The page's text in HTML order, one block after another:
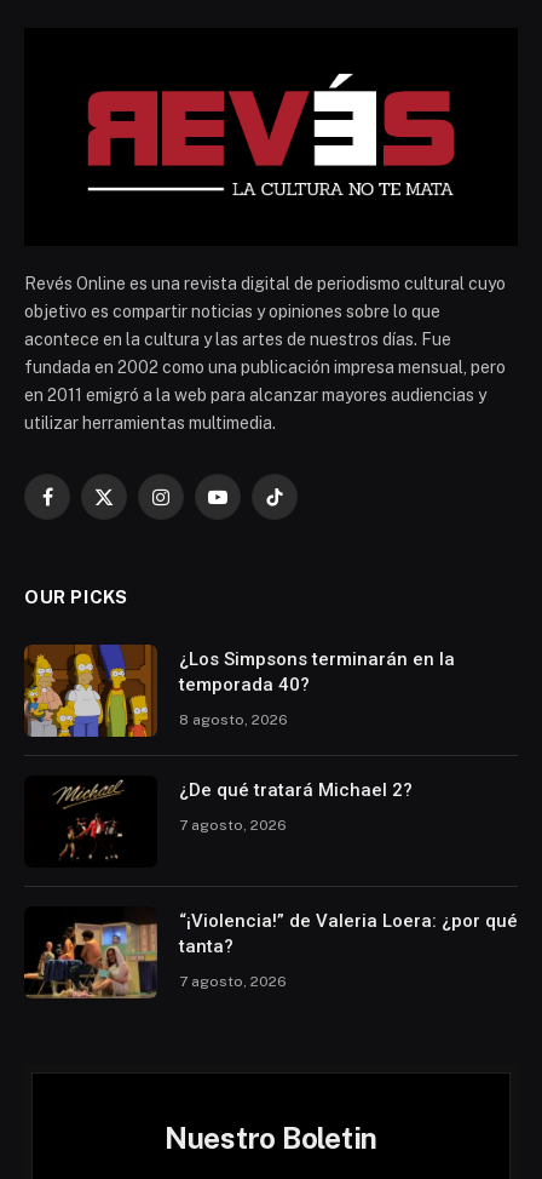
Revés Online es una revista digital de periodismo cultural cuyo
objetivo es compartir noticias y opiniones sobre lo que
acontece en la cultura y las artes de nuestros días. Fue
fundada en 2002 como una publicación impresa mensual, pero
en 2011 emigró a la web para alcanzar mayores audiencias y
utilizar herramientas multimedia.
Facebook
X
InstagramYouTubeTikTok
OUR PICKS
¿Los Simpsons terminarán en la
temporada 40?
8 agosto, 2026
¿De qué tratará Michael 2?
7 agosto, 2026
“¡Violencia!” de Valeria Loera: ¿por qué
tanta?
7 agosto, 2026
Nuestro Boletin